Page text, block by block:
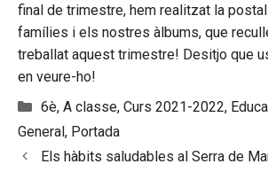
final de trimestre, hem realitzat la
famílies i els nostres àlbums, que
treballat aquest trimestre! Desitjo que
en veure-ho!
Categories
6è, A classe, Curs 2021-2022,
General, Portada
Els hàbits saludables al Serra de